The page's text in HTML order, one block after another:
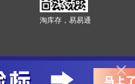
淘库存，易易通